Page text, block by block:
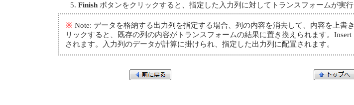
Finish ボタンをクリックすると、指定した入力列に対してトランスフォームが実行
※ Note: データを格納する出力列を指定する場合、列の内容を消去して、内容を上
リックすると、既存の列の内容がトランスフォームの結果に置き換えられます。
されます。入力列のデータが計算に掛けられ、指定した出力列に配置されます。